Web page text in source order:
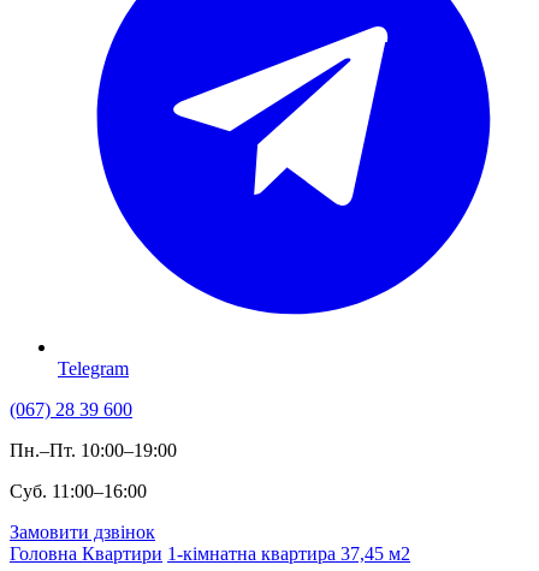
Telegram
(067) 28 39 600
Пн.–Пт. 10:00–19:00
Суб. 11:00–16:00
Замовити дзвінок
Головна Квартири 1-кімнатна квартира 37,45 м2